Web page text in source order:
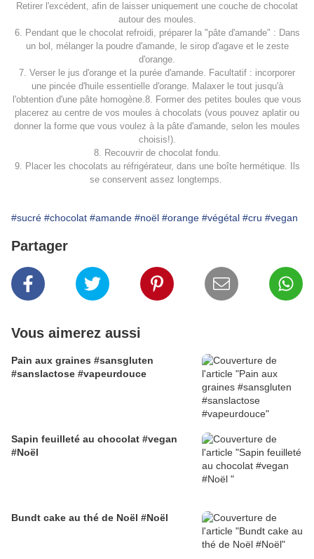
Retirer l'excédent, afin de laisser uniquement une couche de chocolat
autour des moules.
6. Pendant que le chocolat refroidi, préparer la "pâte d'amande" : Dans
un bol, mélanger la poudre d'amande, le sirop d'agave et le zeste
d'orange.
7. Verser le jus d'orange et la purée d'amande. Facultatif : incorporer
une pincée d'huile essentielle d'orange. Malaxer le tout jusqu'à
l'obtention d'une pâte homogène.8. Former des petites boules que vous
placerez au centre de vos moules à chocolats (vous pouvez aplatir ou
donner la forme que vous voulez à la pâte d'amande, selon les moules
choisis!).
8. Recouvrir de chocolat fondu.
9. Placer les chocolats au réfrigérateur, dans une boîte hermétique. Ils
se conservent assez longtemps.
#sucré #chocolat #amande #noël #orange #végétal #cru #vegan
Partager
Vous aimerez aussi
Pain aux graines #sansgluten
#sanslactose #vapeurdouce
Sapin feuilleté au chocolat #vegan
#Noël
Bundt cake au thé de Noël #Noël